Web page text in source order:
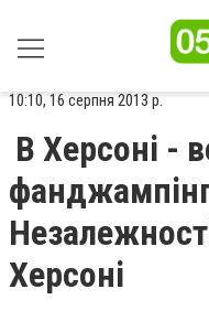
10:10, 16 серпня 2013 р.
В Херсоні -
Херсоні